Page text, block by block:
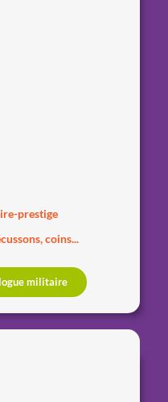
prestige
coins...
militaire